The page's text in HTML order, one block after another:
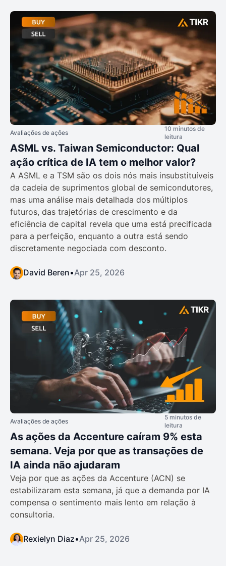
Avaliações de ações
10 minutos de
leitura
ASML vs. Taiwan Semiconductor: Qual
ação crítica de IA tem o melhor valor?
A ASML e a TSM são os dois nós mais insubstituíveis
da cadeia de suprimentos global de semicondutores,
mas uma análise mais detalhada dos múltiplos
futuros, das trajetórias de crescimento e da
eficiência de capital revela que uma está precificada
para a perfeição, enquanto a outra está sendo
discretamente negociada com desconto.
David Beren•Apr 25, 2026
Avaliações de ações
5 minutos de
leitura
As ações da Accenture caíram 9% esta
semana. Veja por que as transações de
IA ainda não ajudaram
Veja por que as ações da Accenture (ACN) se
estabilizaram esta semana, já que a demanda por IA
compensa o sentimento mais lento em relação à
consultoria.
Rexielyn Diaz•Apr 25, 2026